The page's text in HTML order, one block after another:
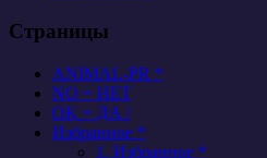
Страницы
ANIMAL-PR *
NO = НЕТ
OK = ДА /
Избранное *
1. Избранное *